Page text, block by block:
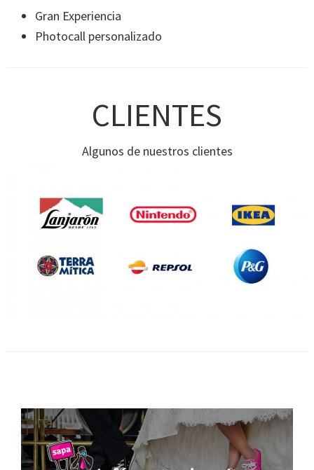
Gran Experiencia
Photocall personalizado
CLIENTES
Algunos de nuestros clientes